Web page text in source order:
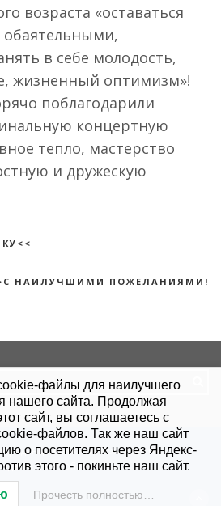
возраста «оставаться
обаятельными,
в себе молодость,
жизненный оптимизм»!
поблагодарили
концертную
тепло, мастерство
и дружескую
НАИЛУЧШИМИ ПОЖЕЛАНИЯМИ!
Search
for:
.Согласие на
в Site-Profi.ru.
файлы для наилучшего
нашего сайта. Продолжая
сайт, вы соглашаетесь с
файлов. Так же наш сайт
о посетителях через Яндекс-
этого - покиньте наш сайт.
Прочесть полностью…